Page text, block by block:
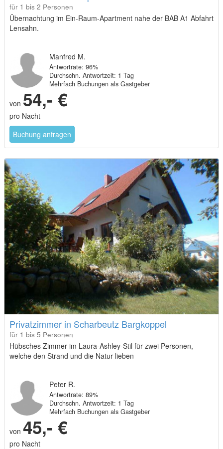
für 1 bis 2 Personen
Übernachtung im Ein-Raum-Apartment nahe der BAB A1 Abfahrt
Lensahn.
Manfred M.
Antwortrate: 96%
Durchschn. Antwortzeit: 1 Tag
Mehrfach Buchungen als Gastgeber
von 54,- €
pro Nacht
Buchung anfragen
Privatzimmer in Scharbeutz Bargkoppel
für 1 bis 5 Personen
Hübsches Zimmer im Laura-Ashley-Stil für zwei Personen,
welche den Strand und die Natur lieben
Peter R.
Antwortrate: 89%
Durchschn. Antwortzeit: 1 Tag
Mehrfach Buchungen als Gastgeber
von 45,- €
pro Nacht